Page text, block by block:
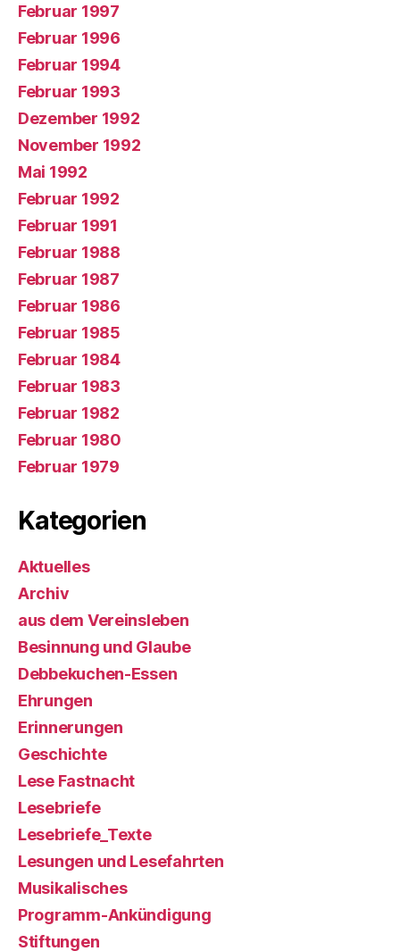
Februar 1997
Februar 1996
Februar 1994
Februar 1993
Dezember 1992
November 1992
Mai 1992
Februar 1992
Februar 1991
Februar 1988
Februar 1987
Februar 1986
Februar 1985
Februar 1984
Februar 1983
Februar 1982
Februar 1980
Februar 1979
Kategorien
Aktuelles
Archiv
aus dem Vereinsleben
Besinnung und Glaube
Debbekuchen-Essen
Ehrungen
Erinnerungen
Geschichte
Lese Fastnacht
Lesebriefe
Lesebriefe_Texte
Lesungen und Lesefahrten
Musikalisches
Programm-Ankündigung
Stiftungen